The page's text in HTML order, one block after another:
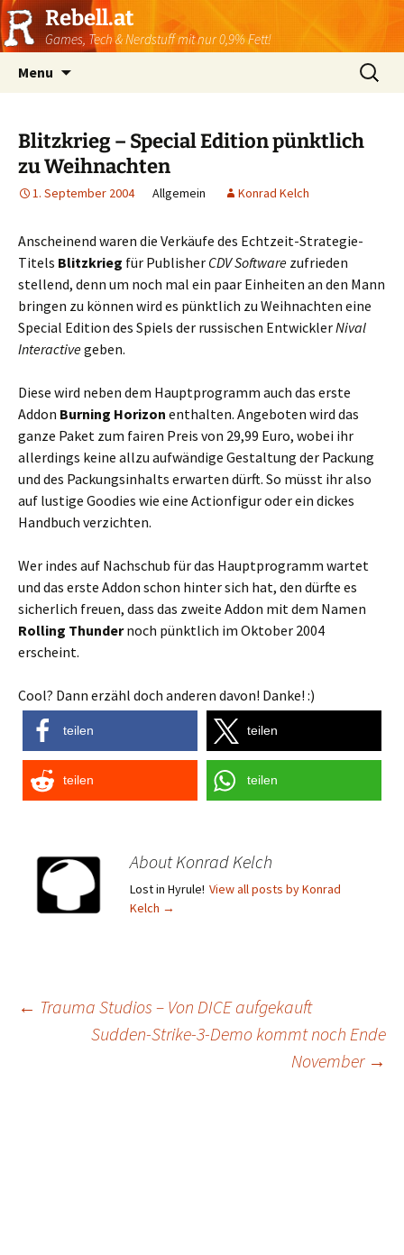
Rebell.at
Games, Tech & Nerdstuff mit nur 0,9% Fett!
Menu
Suchen
nach:
Blitzkrieg – Special Edition pünktlich
zu Weihnachten
1. September 2004 Allgemein Konrad Kelch
Anscheinend waren die Verkäufe des Echtzeit-Strategie-
Titels Blitzkrieg für Publisher CDV Software zufrieden
stellend, denn um noch mal ein paar Einheiten an den Mann
bringen zu können wird es pünktlich zu Weihnachten eine
Special Edition des Spiels der russischen EntwicklerNival
Interactivegeben.
Diese wird neben dem Hauptprogramm auch das erste
Addon Burning Horizon enthalten. Angeboten wird das
ganze Paket zum fairen Preis von 29,99 Euro, wobei ihr
allerdings keine allzu aufwändige Gestaltung der Packung
und des Packungsinhalts erwarten dürft. So müsst ihr also
auf lustige Goodies wie eine Actionfigur oder ein dickes
Handbuch verzichten.
Wer indes auf Nachschub für das Hauptprogramm wartet
und das erste Addon schon hinter sich hat, den dürfte es
sicherlich freuen, dass das zweite Addon mit dem Namen
Rolling Thundernoch pünktlich im Oktober 2004
erscheint.
Cool? Dann erzähl doch anderen davon! Danke! :)
teilen teilen
teilen teilen
About Konrad Kelch
Lost in Hyrule! View all posts by Konrad
Kelch →
Post
← Trauma Studios – Von DICE aufgekauft
Sudden-Strike-3-Demo kommt noch Ende
November →